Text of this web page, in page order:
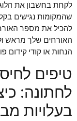
לקחת בחשבון את
שהמקומות נגישים
להכיל את מספר
האורחים שלך מראש
הנחות או קודי קידום
טיפים
לחתונה:
בעלויות